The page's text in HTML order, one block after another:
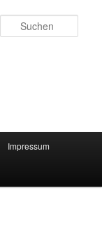
Impressum